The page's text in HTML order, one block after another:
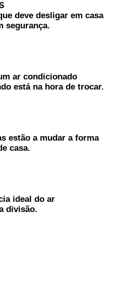
deve desligar em casa
segurança.
ar condicionado
está na hora de trocar.
estão a mudar a forma
casa.
ideal do ar
divisão.